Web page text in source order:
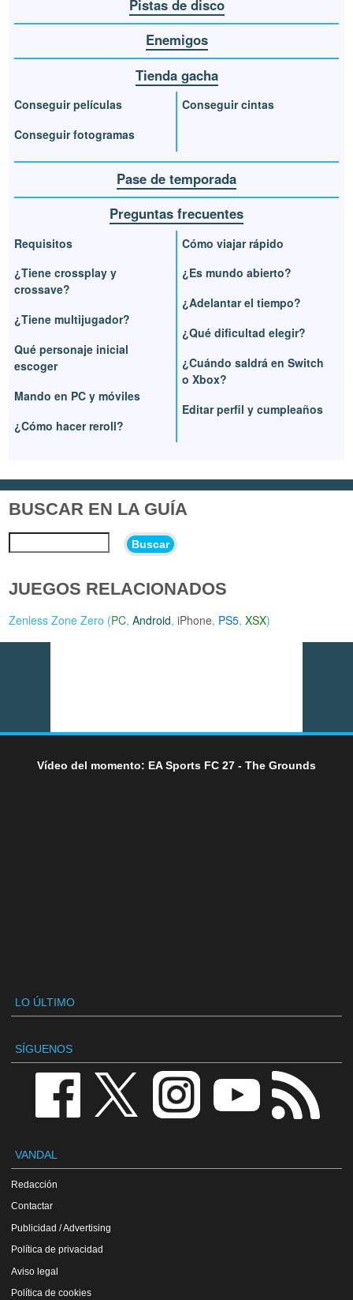
Pistas de disco
Enemigos
Tienda gacha
Conseguir películas
Conseguir fotogramas
Conseguir cintas
Pase de temporada
Preguntas frecuentes
Requisitos
¿Tiene crossplay y
crossave?
¿Tiene multijugador?
Qué personaje inicial
escoger
Mando en PC y móviles
¿Cómo hacer reroll?
Cómo viajar rápido
¿Es mundo abierto?
¿Adelantar el tiempo?
¿Qué dificultad elegir?
¿Cuándo saldrá en Switch
o Xbox?
Editar perfil y cumpleaños
BUSCAR EN LA GUÍA
Buscar
JUEGOS RELACIONADOS
Zenless Zone Zero (PC,Android,iPhone, PS5,XSX)
Vídeo del momento: EA Sports FC 27 - The Grounds
LO ÚLTIMO
SÍGUENOS
VANDAL
Redacción
Contactar
Publicidad / Advertising
Política de privacidad
Aviso legal
Política de cookies